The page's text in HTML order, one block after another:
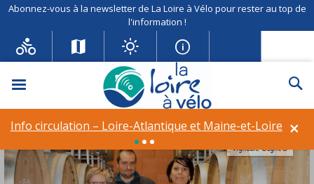
Abonnez-vous à la newsletter de La Loire à Vélo pour rester au top de
l'information !
Menu
×
Info circulation – Loire-Atlantique et Maine-et-Loire
Vignoble Cogné©